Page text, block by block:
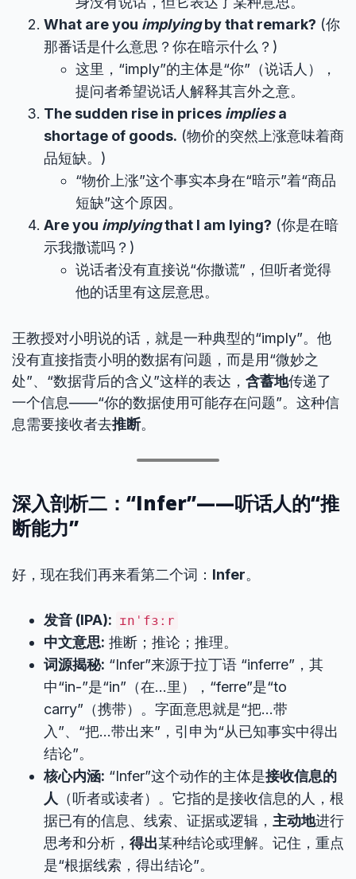
What are you implyingby that remark? (你
那番话是什么意思？你在暗示什么？)
这里，“imply”的主体是“你”（说话人），
提问者希望说话人解释其言外之意。
The sudden rise in prices impliesa
shortage of goods. (物价的突然上涨意味着商
品短缺。)
“物价上涨”这个事实本身在“暗示”着“商品
短缺”这个原因。
Are you implyingthat I am lying? (你是在暗
示我撒谎吗？)
说话者没有直接说“你撒谎”，但听者觉得
他的话里有这层意思。
王教授对小明说的话，就是一种典型的“imply”。他
没有直接指责小明的数据有问题，而是用“微妙之
处”、“数据背后的含义”这样的表达， 含蓄地传递了
一个信息——“你的数据使用可能存在问题”。这种信
息需要接收者去推断。
深入剖析二：“Infer”——听话人的“推
断能力”
好，现在我们再来看第二个词： Infer。
发音 (IPA): ɪnˈfɜːr
中文意思: 推断；推论；推理。
词源揭秘: “Infer”来源于拉丁语 “inferre”，其
中“in-”是“in”（在…里），“ferre”是“to
carry”（携带）。字面意思就是“把…带
入”、“把…带出来”，引申为“从已知事实中得出
结论”。
核心内涵: “Infer”这个动作的主体是接收信息的
人 （听者或读者）。它指的是接收信息的人，根
据已有的信息、线索、证据或逻辑， 主动地进行
思考和分析， 得出某种结论或理解。记住，重点
是“根据线索，得出结论”。